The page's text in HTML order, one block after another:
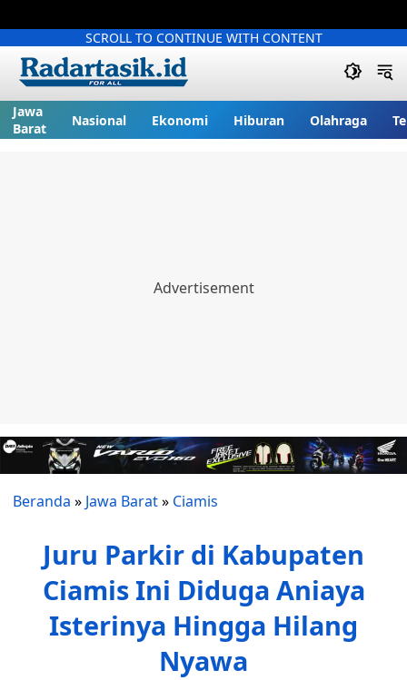
SCROLL TO CONTINUE WITH CONTENT
Jawa
Barat
Nasional Ekonomi Hiburan Olahraga
Beranda » Jawa Barat» Ciamis
Juru Parkir di Kabupaten
Ciamis Ini Diduga Aniaya
Isterinya Hingga Hilang
Nyawa